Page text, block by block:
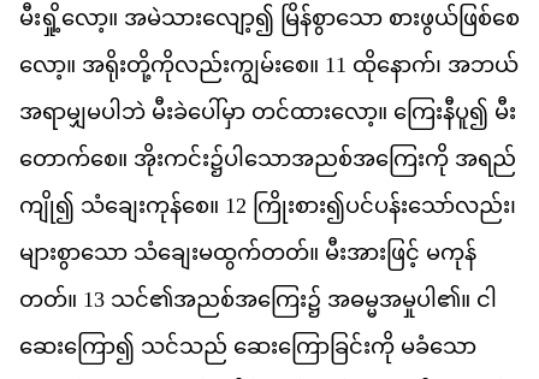
မရလော့။ အမသလျော့​၍ မနစသ စဖယ ဖစစ
လော့။ အရတကလညကမစေ။ 11 ထနက်၊ အဘယ
အရမမပ ဘ မခပ မ တငထလော့။ ကနပူ၍ မ
တကစေ။ အကင်း၌​ပ သအညစအကက အရည
ကျို၍ သခကနစေ။ 12 ကစား၍​ပငပနသလည်း၊
မစသ သခမထကတတ်။ မအ ဖင မကန
တတ်။ 13 သင်၏​အညစအကြေး၌ အဓမအမပ ါ၏။ င
ဆကြော၍ သငသည ဆက ခငက မခသ